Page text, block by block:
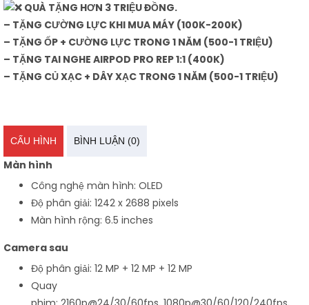
QUÀ TẶNG HƠN 3 TRIỆU ĐỒNG.
– TẶNG CƯỜNG LỰC KHI MUA MÁY (100K-200K)
– TẶNG ỐP + CƯỜNG LỰC TRONG 1 NĂM (500-1 TRIỆU)
– TẶNG TAI NGHE AIRPOD PRO REP 1:1 (400K)
– TẶNG CỦ XẠC + DÂY XẠC TRONG 1 NĂM (500-1 TRIỆU)
CẤU HÌNH BÌNH LUẬN (0)
Màn hình
Công nghệ màn hình: OLED
Độ phân giải: 1242 x 2688 pixels
Màn hình rộng: 6.5 inches
Camera sau
Độ phân giải: 12 MP + 12 MP + 12 MP
Quay